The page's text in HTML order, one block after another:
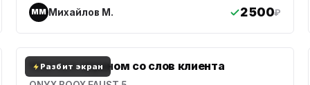
ММ Михайлов М. 2 500₽
Разбит экран
Что-то с экраном со слов клиента